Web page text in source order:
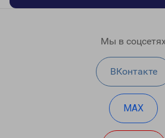
Мы в
ВКонтакте
MAX